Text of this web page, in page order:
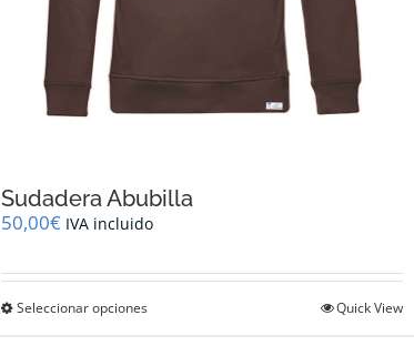
Sudadera Abubilla
50,00€ IVA incluido
Seleccionar opciones Quick View